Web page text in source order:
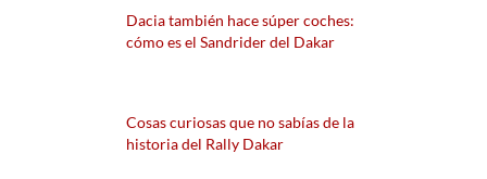
Dacia también hace súper coches:
cómo es el Sandrider del Dakar
Cosas curiosas que no sabías de la
historia del Rally Dakar